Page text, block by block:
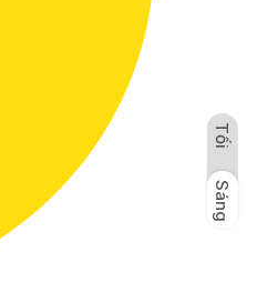
Tối
Sáng
Tối
Sáng